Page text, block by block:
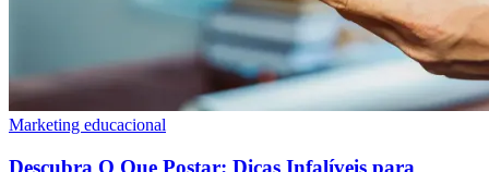
Marketing educacional
Descubra O Que Postar: Dicas Infalíveis para